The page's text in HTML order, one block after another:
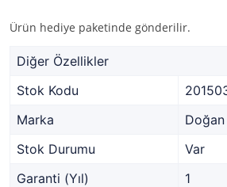
Ürün hediye paketinde gönderilir.
Diğer Özellikler
Stok Kodu
Marka
Stok Durumu
Var
Garanti (Yıl)
1